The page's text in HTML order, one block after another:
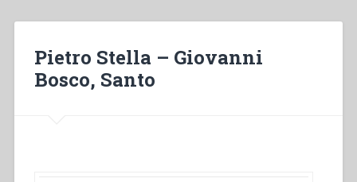
Pietro Stella – Giovanni
Bosco, Santo